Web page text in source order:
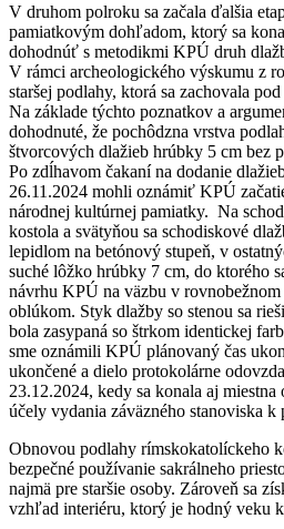
V druhom polroku sa začala ďalšia
pamiatkovým dohľadom, ktorý sa
dohodnúť s metodikmi KPÚ druh
V rámci archeologického výskumu z
staršej podlahy, ktorá sa zachovala
Na základe týchto poznatkov a
dohodnuté, že pochôdzna vrstva
štvorcových dlažieb hrúbky 5 cm bez
Po zdĺhavom čakaní na dodanie
26.11.2024 mohli oznámiť KPÚ
národnej kultúrnej pamiatky. Na
kostola a svätyňou sa schodiskové
lepidlom na betónový stupeň, v
suché lôžko hrúbky 7 cm, do ktorého
návrhu KPÚ na väzbu v
oblúkom. Styk dlažby so stenou sa
bola zasypaná so štrkom identickej
sme oznámili KPÚ plánovaný čas
ukončené a dielo protokolárne
23.12.2024, kedy sa konala aj
účely vydania záväzného stanoviska k
Obnovou podlahy rímskokatolíckeho
bezpečné používanie sakrálneho
najmä pre staršie osoby. Zároveň sa
vzhľad interiéru, ktorý je hodný veku